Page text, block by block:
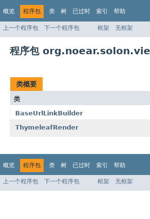
概览 程序包 类 树 已过时 索引 帮助
上一个程序包 下一个程序包 框架 无框架
程序包
类概要
类
BaseUrlLinkBuilder
ThymeleafRender
概览 程序包 类 树 已过时 索引 帮助
上一个程序包 下一个程序包 框架 无框架